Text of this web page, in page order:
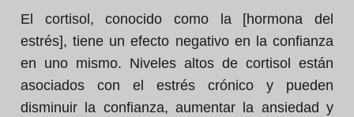
El cortisol, conocido como la [hormona del
estrés], tiene un efecto negativo en la confianza
en uno mismo. Niveles altos de cortisol están
asociados con el estrés crónico y pueden
disminuir la confianza, aumentar la ansiedad y